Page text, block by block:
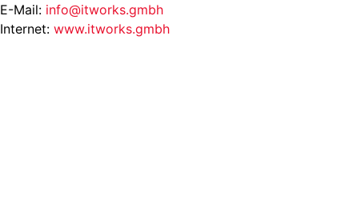
E-Mail: info@itworks.gmbh
Internet: www.itworks.gmbh